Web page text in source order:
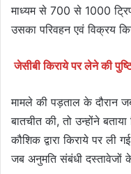
माध्यम से 700 से 1000
उसका परिवहन एवं विक्रय
जेसीबी किराये पर लेने की
मामले की पड़ताल के दौरान
बातचीत की, तो उन्होंने
कौशिक द्वारा किराये पर
जब अनुमति संबंधी दस्तावेजों